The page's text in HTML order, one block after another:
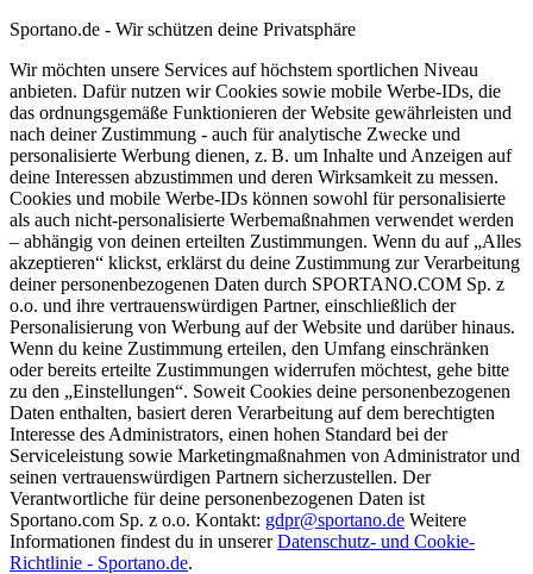
Sportano.de - Wir schützen deine Privatsphäre
Wir möchten unsere Services auf höchstem sportlichen Niveau
anbieten. Dafür nutzen wir Cookies sowie mobile Werbe-IDs, die
das ordnungsgemäße Funktionieren der Website gewährleisten und
nach deiner Zustimmung - auch für analytische Zwecke und
personalisierte Werbung dienen, z. B. um Inhalte und Anzeigen auf
deine Interessen abzustimmen und deren Wirksamkeit zu messen.
Cookies und mobile Werbe-IDs können sowohl für personalisierte
als auch nicht-personalisierte Werbemaßnahmen verwendet werden
– abhängig von deinen erteilten Zustimmungen. Wenn du auf „Alles
akzeptieren“ klickst, erklärst du deine Zustimmung zur Verarbeitung
deiner personenbezogenen Daten durch SPORTANO.COM Sp. z
o.o. und ihre vertrauenswürdigen Partner, einschließlich der
Personalisierung von Werbung auf der Website und darüber hinaus.
Wenn du keine Zustimmung erteilen, den Umfang einschränken
oder bereits erteilte Zustimmungen widerrufen möchtest, gehe bitte
zu den „Einstellungen“. Soweit Cookies deine personenbezogenen
Daten enthalten, basiert deren Verarbeitung auf dem berechtigten
Interesse des Administrators, einen hohen Standard bei der
Serviceleistung sowie Marketingmaßnahmen von Administrator und
seinen vertrauenswürdigen Partnern sicherzustellen. Der
Verantwortliche für deine personenbezogenen Daten ist
Sportano.com Sp. z o.o. Kontakt: gdpr@sportano.de Weitere
Informationen findest du in unsererDatenschutz- und Cookie-
Richtlinie - Sportano.de.